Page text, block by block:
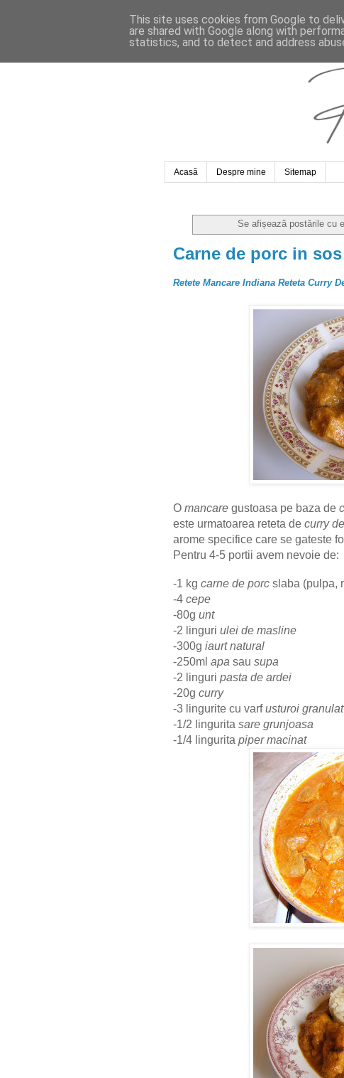
Acasă Despre mine Sitemap
Se afișează postările cu
Carne de porc in
Retete Mancare Indiana Reteta Curry
O mancare gustoasa pe baza de
este urmatoarea reteta de curry
arome specifice care se gateste
Pentru 4-5 portii avem nevoie de:
-1 kg carne de porc slaba (pulpa,
-4 cepe
-80g unt
-2 linguri ulei de masline
-300g iaurt natural
-250ml apa sau supa
-2 linguri pasta de ardei
-20g curry
-3 lingurite cu varfusturoi granulat
-1/2 lingurita sare grunjoasa
-1/4 lingurita piper macinat
This site uses cookies from Google to
are shared with Google along with
statistics, and to detect and address